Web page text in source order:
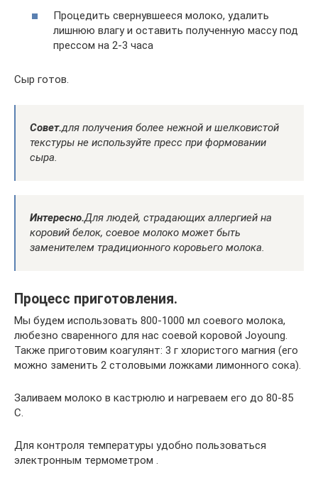
Процедить свернувшееся молоко, удалить
лишнюю влагу и оставить полученную массу под
прессом на 2-3 часа
Сыр готов.
Совет.для получения более нежной и шелковистой
текстуры не используйте пресс при формовании
сыра.
Интересно.Для людей, страдающих аллергией на
коровий белок, соевое молоко может быть
заменителем традиционного коровьего молока.
Процесс приготовления.
Мы будем использовать 800-1000 мл соевого молока,
любезно сваренного для нас соевой коровой Joyoung.
Также приготовим коагулянт: 3 г хлористого магния (его
можно заменить 2 столовыми ложками лимонного сока).
Заливаем молоко в кастрюлю и нагреваем его до 80-85
С.
Для контроля температуры удобно пользоваться
электронным термометром .